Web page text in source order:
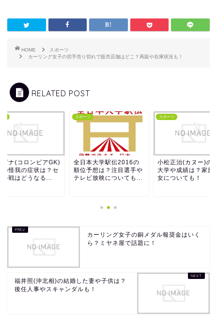
HOME
スポーツ
カーリング女子の切手売り切れで販売店舗はどこ？再販や在庫状況も！
RELATED POST
ピナ(コロンビアGK)
の怪我の症状は？セ
ル戦はどうなる...
スポーツ
全日本大学駅伝2016の
順位予想は？注目選手や
テレビ放映についても...
スポーツ
小松正治(カヌー)の
大学や成績は？家族
女についても！
カーリング女子の銅メダル報奨金はいく
ら？ミヤネ屋で話題に！
福井照(沖北相)の結婚した妻や子供は？
後任人事やスキャンダルも！